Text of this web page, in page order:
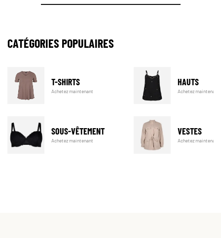
CATÉGORIES POPULAIRES
T-SHIRTS
Achetez maintenant
HAUTS
Achetez maintenant
SOUS-VÊTEMENT
Achetez maintenant
VESTES
Achetez maintenant